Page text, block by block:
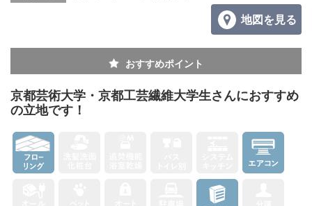
地図を見る
おすすめポイント
京都芸術大学・京都工芸繊維大学生さんにおすすめ
の立地です！